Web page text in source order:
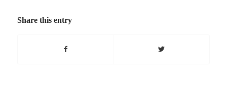
Share this entry